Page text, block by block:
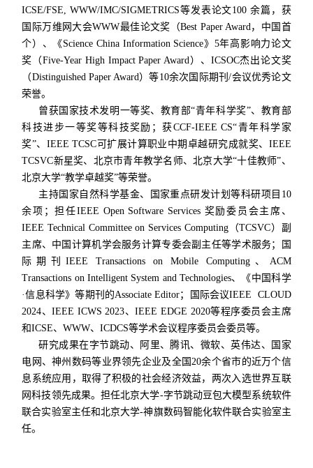
ICSE/FSE, WWW/IMC/SIGMETRICS等发表论文100 余篇，获
国际万维网大会WWW最佳论文奖（Best Paper Award，中国首
个）、《Science China Information Science》5年高影响力论文
奖（Five-Year High Impact Paper Award）、ICSOC杰出论文奖
（Distinguished Paper Award）等10余次国际期刊/会议优秀论文
荣誉。
曾获国家技术发明一等奖、教育部“青年科学奖”、教育部
科技进步一等奖等科技奖励；获CCF-IEEE CS“青年科学家
奖”、IEEE TCSC可扩展计算职业中期卓越研究成就奖、IEEE
TCSVC新星奖、北京市青年教学名师、北京大学“十佳教师”、
北京大学“教学卓越奖”等荣誉。
主持国家自然科学基金、国家重点研发计划等科研项目10
余项；担任IEEE Open Software Services 奖励委员会主席、
IEEE Technical Committee on Services Computing（TCSVC）副
主席、中国计算机学会服务计算专委会副主任等学术服务；国
际期刊IEEE Transactions on Mobile Computing、ACM
Transactions on Intelligent System and Technologies、《中国科学
·信息科学》等期刊的Associate Editor；国际会议IEEE CLOUD
2024、IEEE ICWS 2023、IEEE EDGE 2020等程序委员会主席
和ICSE、WWW、ICDCS等学术会议程序委员会委员等。
研究成果在字节跳动、阿里、腾讯、微软、英伟达、国家
电网、神州数码等业界领先企业及全国20余个省市的近万个信
息系统应用，取得了积极的社会经济效益，两次入选世界互联
网科技领先成果。担任北京大学-字节跳动豆包大模型系统软件
联合实验室主任和北京大学-神旗数码智能化软件联合实验室主
任。